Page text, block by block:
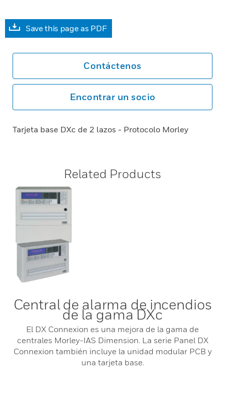
Save this page as PDF
Contáctenos
Encontrar un socio
Tarjeta base DXc de 2 lazos - Protocolo Morley
Related Products
Central de alarma de incendios
de la gama DXc
El DX Connexion es una mejora de la gama de
centrales Morley-IAS Dimension. La serie Panel DX
Connexion también incluye la unidad modular PCB y
una tarjeta base.